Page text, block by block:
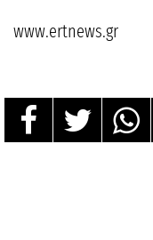
www.ertnews.gr